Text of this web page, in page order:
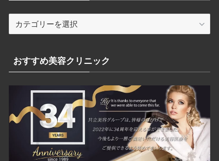
テ
リ
ー
おすすめ美容クリニック